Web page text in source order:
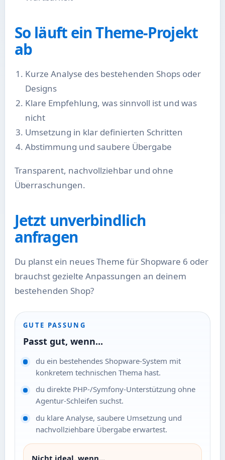
So läuft ein Theme-Projekt
ab
Kurze Analyse des bestehenden Shops oder
Designs
Klare Empfehlung, was sinnvoll ist und was
nicht
Umsetzung in klar definierten Schritten
Abstimmung und saubere Übergabe
Transparent, nachvollziehbar und ohne
Überraschungen.
Jetzt unverbindlich
anfragen
Du planst ein neues Theme für Shopware 6 oder
brauchst gezielte Anpassungen an deinem
bestehenden Shop?
GUTE PASSUNG
Passt gut, wenn...
du ein bestehendes Shopware-System mit
konkretem technischen Thema hast.
du direkte PHP-/Symfony-Unterstützung ohne
Agentur-Schleifen suchst.
du klare Analyse, saubere Umsetzung und
nachvollziehbare Übergabe erwartest.
Nicht ideal, wenn...